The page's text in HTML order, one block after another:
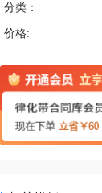
分类：
价格: